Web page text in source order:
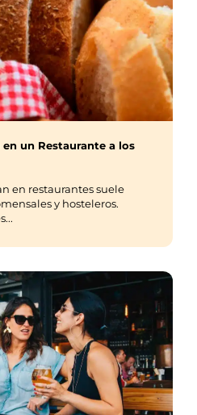
un Restaurante a los
en restaurantes suele
y hosteleros.